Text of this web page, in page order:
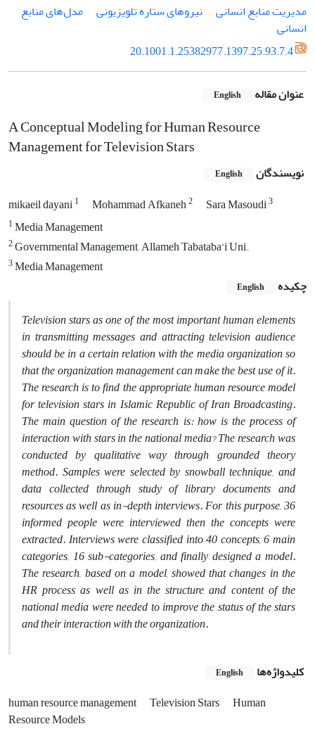
مدیریت منابع انسانی
نیروهای ستاره تلویزیونی
مدل‌های منابع
انسانی
20.1001.1.25382977.1397.25.93.7.4
عنوان مقاله English
A Conceptual Modeling for Human Resource
Management for Television Stars
نویسندگان English
mikaeil dayani1 Mohammad Afkaneh2 Sara Masoudi3
1Media Management
2Governmental Management, Allameh Tabataba’i Uni.
3Media Management
چکیده
English
Television stars as one of the most important human elements
in transmitting messages and attracting television audience
should be in a certain relation with the media organization so
that the organization management can make the best use of it.
The research is to find the appropriate human resource model
for television stars in Islamic Republic of Iran Broadcasting.
The main question of the research is: how is the process of
interaction with stars in the national media? The research was
conducted by qualitative way through grounded theory
method. Samples were selected by snowball technique, and
data collected through study of library documents and
resources as well as in-depth interviews. For this purpose, 36
informed people were interviewed then the concepts were
extracted. Interviews were classified into 40 concepts, 6 main
categories, 16 sub-categories, and finally designed a model.
The research, based on a model, showed that changes in the
HR process as well as in the structure and content of the
national media were needed to improve the status of the stars
and their interaction with the organization.
کلیدواژه‌ها English
human resource management Television Stars
Human
Resource Models